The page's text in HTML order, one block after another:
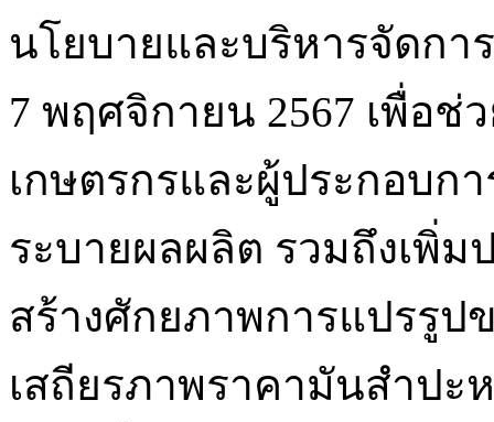
นโยบายและบริหารจัดกา
7 พฤศจิกายน 2567 เพื่อ
เกษตรกรและผู้ประกอบก
ระบายผลผลิต รวมถึงเพิ่
สร้างศักยภาพการแปรรูป
เสถียรภาพราคามันสำปะ